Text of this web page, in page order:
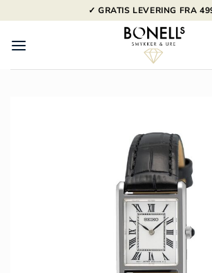
til
indhold
✓ GRATIS LEVERING FRA